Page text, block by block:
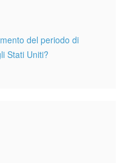
del periodo di
Stati Uniti?